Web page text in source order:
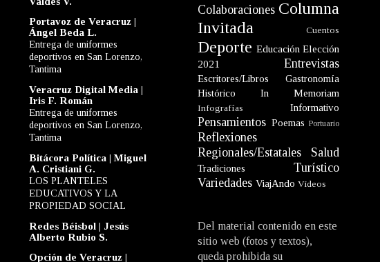
Portavoz de Veracruz |
Ángel Beda L.
Entrega de uniformes
deportivos en San Lorenzo,
Tantima
Veracruz Digital Media |
Iris F. Román
Entrega de uniformes
deportivos en San Lorenzo,
Tantima
Bitácora Política | Miguel
A. Cristiani G.
LOS PLANTELES
EDUCATIVOS Y LA
PROPIEDAD SOCIAL
Redes Béisbol | Jesús
Alberto Rubio S.
Opción de Veracruz |
Colaboraciones Columna
Invitada
Cuentos
Deporte Educación Elección
2021
Entrevistas
Escritores/Libros
Gastronomía
Histórico
In Memoriam
Infografías Informativo
Pensamientos Poemas Portuario
Reflexiones
Regionales/Estatales
Salud
Tradiciones
Turístico
Variedades ViajAndo Videos
Del material contenido en este
sitio web (fotos y textos),
queda prohibida su